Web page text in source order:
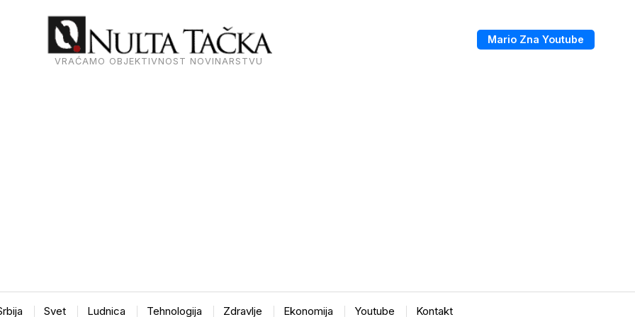
VRAĆAMO OBJEKTIVNOST NOVINARSTVU
Mario Zna Youtube
Svet Ludnica Tehnologija Zdravlje Ekonomija Youtube Kontakt